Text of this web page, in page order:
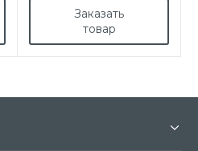
фланец 70x70Заказать
товар